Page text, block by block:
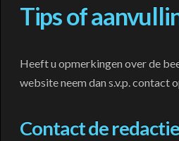
Tips of
Heeft u opmerkingen over de
website neem dan s.v.p. contact
Contact de redactie